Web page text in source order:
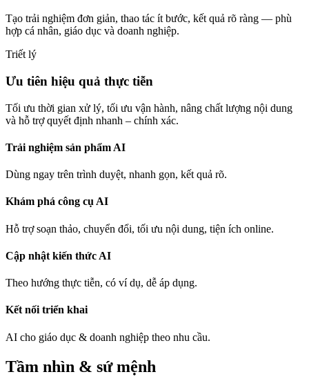
Tạo trải nghiệm đơn giản, thao tác ít bước, kết quả rõ ràng — phù
hợp cá nhân, giáo dục và doanh nghiệp.
Triết lý
Ưu tiên hiệu quả thực tiễn
Tối ưu thời gian xử lý, tối ưu vận hành, nâng chất lượng nội dung
và hỗ trợ quyết định nhanh – chính xác.
Trải nghiệm sản phẩm AI
Dùng ngay trên trình duyệt, nhanh gọn, kết quả rõ.
Khám phá công cụ AI
Hỗ trợ soạn thảo, chuyển đổi, tối ưu nội dung, tiện ích online.
Cập nhật kiến thức AI
Theo hướng thực tiễn, có ví dụ, dễ áp dụng.
Kết nối triển khai
AI cho giáo dục & doanh nghiệp theo nhu cầu.
Tầm nhìn & sứ mệnh